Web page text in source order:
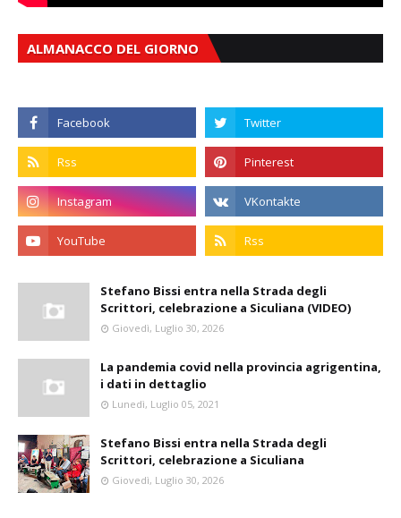
ALMANACCO DEL GIORNO
Stefano Bissi entra nella Strada degli
Scrittori, celebrazione a Siculiana (VIDEO)
Giovedì, Luglio 30, 2026
La pandemia covid nella provincia agrigentina,
i dati in dettaglio
Lunedì, Luglio 05, 2021
Stefano Bissi entra nella Strada degli
Scrittori, celebrazione a Siculiana
Giovedì, Luglio 30, 2026